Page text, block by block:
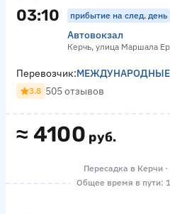
03:10 прибытие на след. день
Автовокзал
Керчь, улица Маршала
≈ 4100 руб.
Перевозчик:МЕЖДУНАРОДНЫЕ
3.8 505 отзывов
Пересадка в Керчи
Общее время в пути: